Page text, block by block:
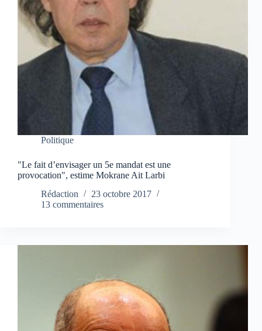
Politique
"Le fait d’envisager un 5e mandat est une
provocation", estime Mokrane Ait Larbi
Rédaction
23 octobre 2017
13 commentaires